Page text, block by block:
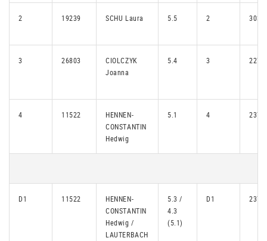
2 19239 SCHU Laura 5.5 2
3 26803
CIOLCZYK
Joanna
5.4 3
4 11522
HENNEN-
CONSTANTIN
Hedwig
5.1 4
D1 11522
HENNEN-
CONSTANTIN
Hedwig /
LAUTERBACH
5.3 /
4.3
(5.1)
D1